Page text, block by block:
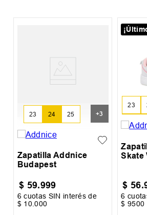
23 24 25 +3
Zapatilla Addnice
Budapest
$ 59.999
6 cuotas SIN interés de
$ 10.000
23
27
Skate
$ 56.
6
$ 9500